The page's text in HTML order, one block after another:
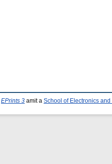
EPrints 3 amit a School of Electronics